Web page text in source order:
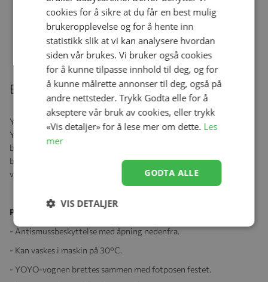
4ME Myggnett Universal
kr 199,00kr 159,00
Beskrivelse
YOYO vognpose er utformet slik at barn kan holde seg varme i sin
YOYO takket være sherpa-fôret, gir YOYO fotpose optimal
beskyttelse. I veldig kaldt vær holder fleecehetten med snøring
babyen din enda varmere. For å tilpasse seg alle årstider er hetten
vendbar og den øvre delen av fotposen er fullt avtagbar.
Produktegenskaper:
- Antismussbeskyttelse med åpning nedenfra.
- Kan vaskes i maskin på 30°C.
- YOYO-vognen brettes sammen med fotposen festet.
cookies for å sikre at du får en best mulig
brukeropplevelse og for å hente inn
statistikk slik at vi kan analysere hvordan
siden vår brukes. Vi bruker også cookies
for å kunne tilpasse innhold til deg, og for
å kunne målrette annonser til deg, også på
andre nettsteder. Trykk Godta elle for å
akseptere vår bruk av cookies, eller trykk
«Vis detaljer» for å lese mer om dette. Les
mer
GODTA ALLE
VIS DETALJER